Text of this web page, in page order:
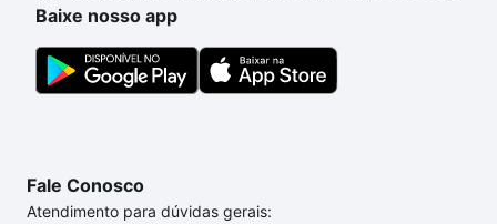
Baixe nosso app
Fale Conosco
Atendimento para dúvidas gerais: